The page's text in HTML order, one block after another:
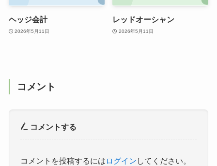
ヘッジ会計
2026年5月11日
レッドオーシャン
2026年5月11日
コメント
コメントする
コメントを投稿するには ログイン してください。